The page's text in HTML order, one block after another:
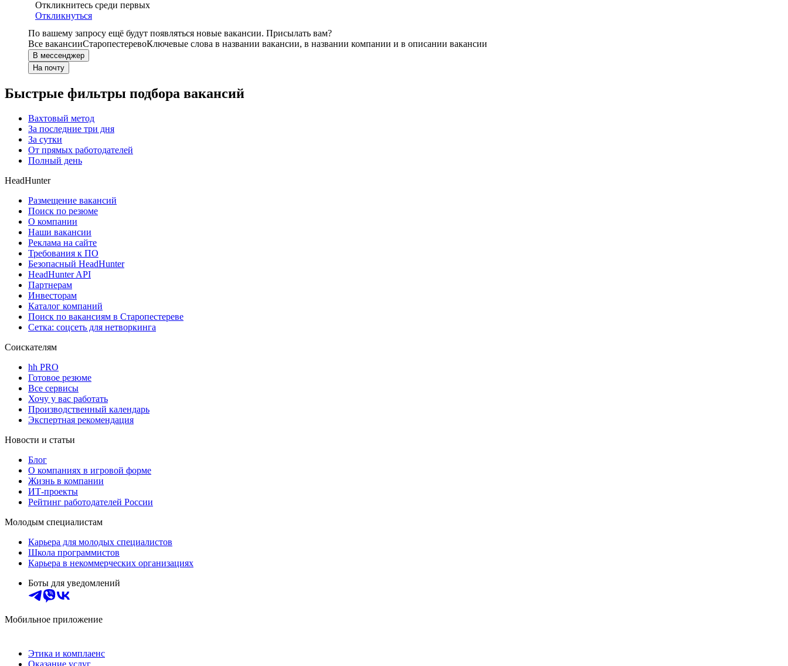
Откликнитесь среди первых
Откликнуться
По вашему запросу ещё будут появляться новые вакансии. Присылать вам?
Все вакансииСтаропестеревоКлючевые слова в названии вакансии, в названии компании и в описании вакансии
В мессенджер
На почту
Быстрые фильтры подбора вакансий
Вахтовый метод
За последние три дня
За сутки
От прямых работодателей
Полный день
HeadHunter
Размещение вакансий
Поиск по резюме
О компании
Наши вакансии
Реклама на сайте
Требования к ПО
Безопасный HeadHunter
HeadHunter API
Партнерам
Инвесторам
Каталог компаний
Поиск по вакансиям в Старопестереве
Сетка: соцсеть для нетворкинга
Соискателям
hh PRO
Готовое резюме
Все сервисы
Хочу у вас работать
Производственный календарь
Экспертная рекомендация
Новости и статьи
Блог
О компаниях в игровой форме
Жизнь в компании
ИТ-проекты
Рейтинг работодателей России
Молодым специалистам
Карьера для молодых специалистов
Школа программистов
Карьера в некоммерческих организациях
Боты для уведомлений
Мобильное приложение
Этика и комплаенс